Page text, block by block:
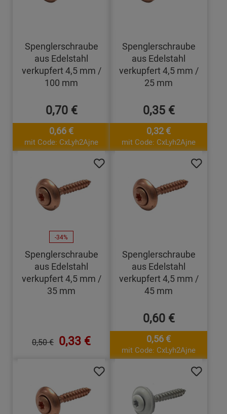
Spenglerschraube
aus Edelstahl
verkupfert 4,5 mm /
100 mm
0,70 €
0,66 €
mit Code: CxLyh2Ajne
Spenglerschraube
aus Edelstahl
verkupfert 4,5 mm /
25 mm
0,35 €
0,32 €
mit Code: CxLyh2Ajne
-34%
Spenglerschraube
aus Edelstahl
verkupfert 4,5 mm /
35 mm
0,50 € 0,33 €
Spenglerschraube
aus Edelstahl
verkupfert 4,5 mm /
45 mm
0,60 €
0,56 €
mit Code: CxLyh2Ajne